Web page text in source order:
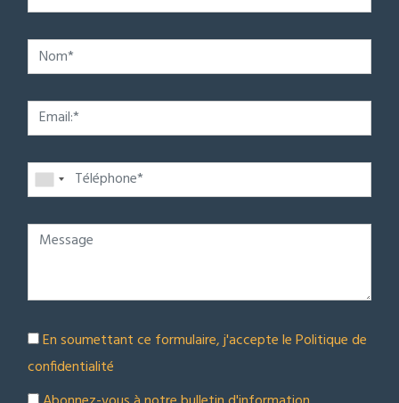
En soumettant ce formulaire, j'accepte lePolitique de
confidentialité